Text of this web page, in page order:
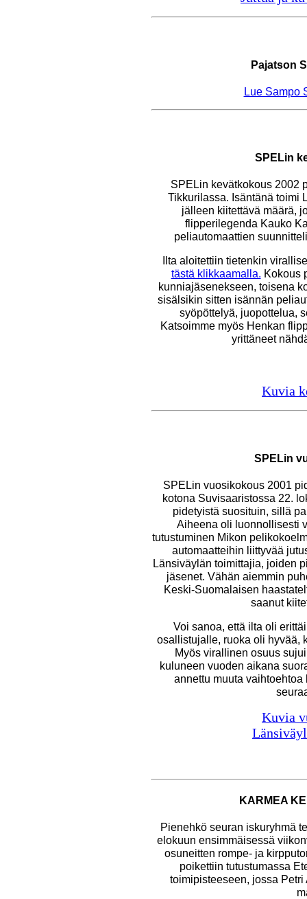
Pajatson
Lue Sampo
SPELin
SPELin kevätkokous 2002
Tikkurilassa. Isäntänä toimi
jälleen kiitettävä määrä,
flipperilegenda Kauko
peliautomaattien
Ilta aloitettiin tietenkin
tästä klikkaamalla. Kokous
kunniajäsenekseen, toisena
sisälsikin sitten isännän
syöpöttelyä, juopottelua,
Katsoimme myös Henkan
yrittäneet
Kuvia
SPELin
SPELin vuosikokous 2001
kotona Suvisaaristossa 22.
pidetyistä suosituin, sillä
Aiheena oli luonnollisesti
tutustuminen Mikon
automaatteihin liittyvää
Länsiväylän toimittajia, joiden
jäsenet. Vähän aiemmin
Keski-Suomalaisen
saanut
Voi sanoa, että ilta oli
osallistujalle, ruoka oli hyvää,
Myös virallinen osuus
kuluneen vuoden aikana
annettu muuta
Kuvia
KARMEA
Pienehkö seuran iskuryhmä
elokuun ensimmäisessä
osuneitten rompe- ja
poikettiin tutustumassa
toimipisteeseen, jossa